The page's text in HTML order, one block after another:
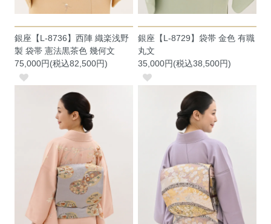
銀座【L-8736】西陣 織楽浅野
製 袋帯 憲法黒茶色 幾何文
75,000円(税込82,500円)
銀座【L-8729】袋帯 金色 有職
丸文
35,000円(税込38,500円)